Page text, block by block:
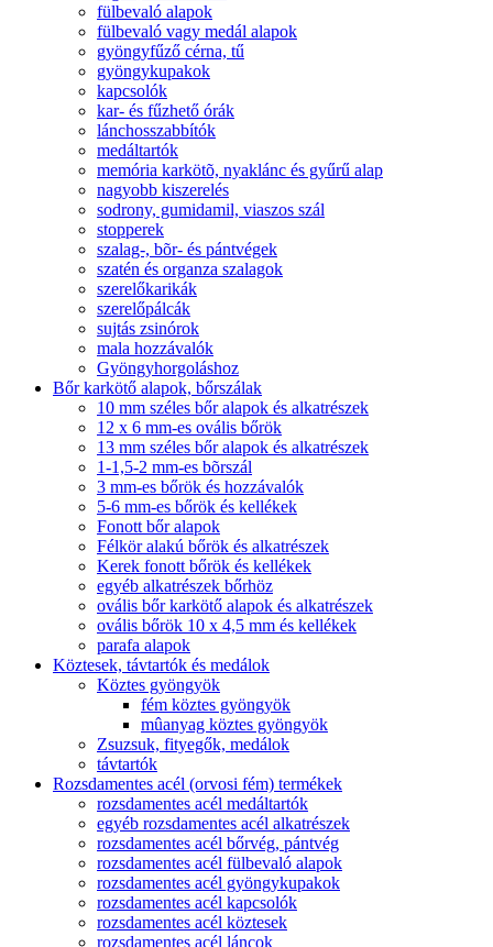
fülbevaló alapok
fülbevaló vagy medál alapok
gyöngyfűző cérna, tű
gyöngykupakok
kapcsolók
kar- és fűzhető órák
lánchosszabbítók
medáltartók
memória karkötõ, nyaklánc és gyűrű alap
nagyobb kiszerelés
sodrony, gumidamil, viaszos szál
stopperek
szalag-, bõr- és pántvégek
szatén és organza szalagok
szerelőkarikák
szerelőpálcák
sujtás zsinórok
mala hozzávalók
Gyöngyhorgoláshoz
Bőr karkötő alapok, bőrszálak
10 mm széles bőr alapok és alkatrészek
12 x 6 mm-es ovális bőrök
13 mm széles bőr alapok és alkatrészek
1-1,5-2 mm-es bõrszál
3 mm-es bőrök és hozzávalók
5-6 mm-es bőrök és kellékek
Fonott bőr alapok
Félkör alakú bőrök és alkatrészek
Kerek fonott bőrök és kellékek
egyéb alkatrészek bőrhöz
ovális bőr karkötő alapok és alkatrészek
ovális bőrök 10 x 4,5 mm és kellékek
parafa alapok
Köztesek, távtartók és medálok
Köztes gyöngyök
fém köztes gyöngyök
mûanyag köztes gyöngyök
Zsuzsuk, fityegők, medálok
távtartók
Rozsdamentes acél (orvosi fém) termékek
rozsdamentes acél medáltartók
egyéb rozsdamentes acél alkatrészek
rozsdamentes acél bőrvég, pántvég
rozsdamentes acél fülbevaló alapok
rozsdamentes acél gyöngykupakok
rozsdamentes acél kapcsolók
rozsdamentes acél köztesek
rozsdamentes acél láncok